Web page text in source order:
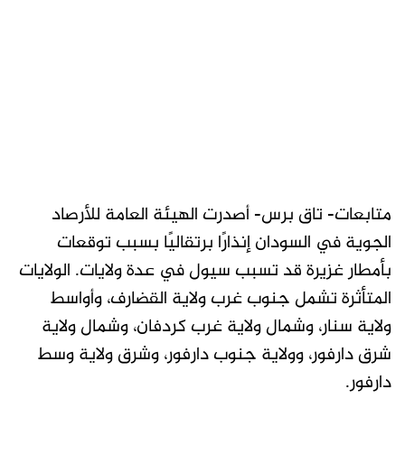
متابعات- تاق برس- أصدرت الهيئة العامة للأرصاد
الجوية في السودان إنذارًا برتقاليًا بسبب توقعات
بأمطار غزيرة قد تسبب سيول في عدة ولايات. الولايات
المتأثرة تشمل جنوب غرب ولاية القضارف، وأواسط
ولاية سنار، وشمال ولاية غرب كردفان، وشمال ولاية
شرق دارفور، وولاية جنوب دارفور، وشرق ولاية وسط
دارفور.